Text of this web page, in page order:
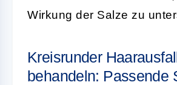
Wirkung der Salze zu
Kreisrunder
behandeln: Passende